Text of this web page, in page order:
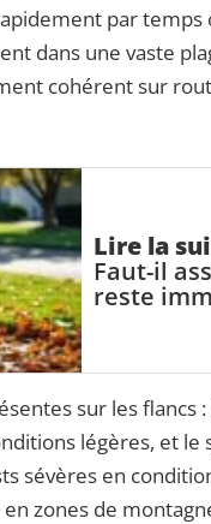
par
dans une vaste
cohérent sur
Lire la
Faut-il
reste
sur les flancs
légères, et le
sévères en
zones de